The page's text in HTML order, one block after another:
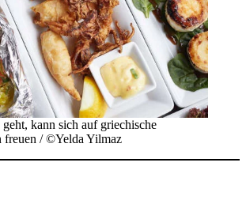
kann sich auf griechische
freuen / ©Yelda Yilmaz